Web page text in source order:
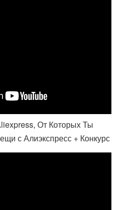
От Которых Ты
с Алиэкспресс + Конкурс